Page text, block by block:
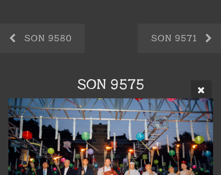
SON 9580 SON 9571
SON 9575